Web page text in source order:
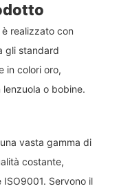
realizzato con
gli standard
in colori oro,
o bobine.
vasta gamma di
costante,
Servono il